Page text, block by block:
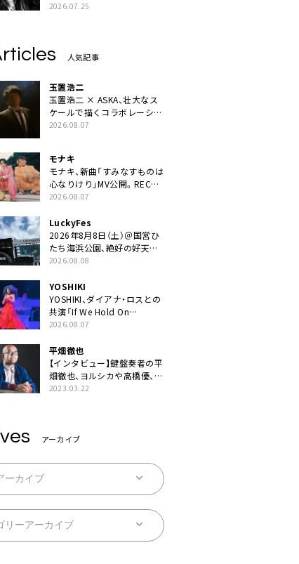
2026.07.25
人気記事
玉置浩二
玉置浩二 × ASKA、壮大なス
ケールで描くコラボレーショ
ン曲「音銀河」リリース決定。
2026.08.07
モナキ
モナキ、新曲「すみなすものは
心なりけり」MV公開。RECの
ギターにEvery Little Thing・
2026.08.07
LuckyFes
2026年8月8日（土）＠国営ひ
たち海浜公園、絶好の好天の
中＜LuckyFes’26＞開幕
2026.08.08
YOSHIKI
YOSHIKI、ダイアナ・ロスとの
共演「If We Hold On
Together」ライブ映像公開
2026.08.07
平畑徹也
【インタビュー】鍵盤奏者の平
畑徹也、ヨルシカや高橋優、キ
タニタツヤなど9名のゲスト
2023.03.22
アーカイブ